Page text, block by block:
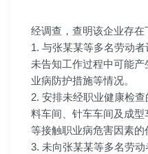
经调查，查明该企业存在
1. 与张某某等多名劳动
未告知工作过程中可能
业病防护措施等情况。
2. 安排未经职业健康检
料车间、针车车间及成
等接触职业病危害因素的
3. 未向张某某等多名劳